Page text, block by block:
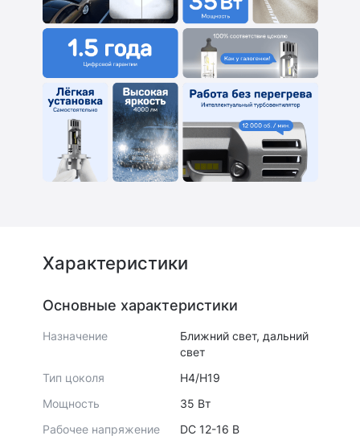
Характеристики
Основные характеристики
Назначение
Ближний свет, дальний
свет
Тип цоколя
H4/H19
Мощность
35 Вт
Рабочее напряжение
DC 12-16 В